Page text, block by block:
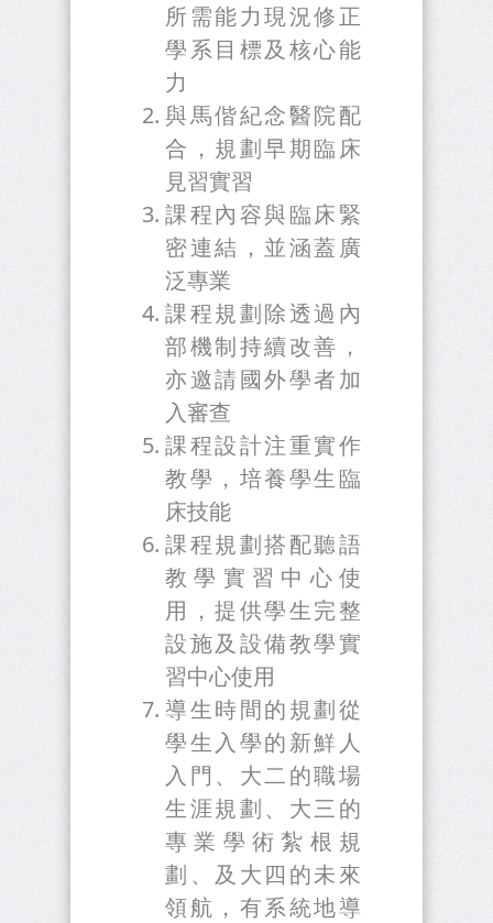
所需能力現況修正
學系目標及核心能
力
與馬偕紀念醫院配
合，規劃早期臨床
見習實習
課程內容與臨床緊
密連結，並涵蓋廣
泛專業
課程規劃除透過內
部機制持續改善，
亦邀請國外學者加
入審查
課程設計注重實作
教學，培養學生臨
床技能
課程規劃搭配聽語
教學實習中心使
用，提供學生完整
設施及設備教學實
習中心使用
導生時間的規劃從
學生入學的新鮮人
入門、大二的職場
生涯規劃、大三的
專業學術紮根規
劃、及大四的未來
領航，有系統地導